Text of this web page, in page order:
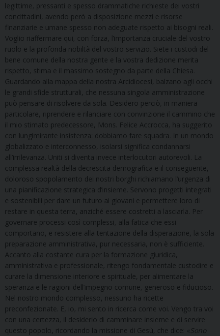
legittime, pressanti e spesso drammatiche richieste dei vostri
concittadini, avendo però a disposizione mezzi e risorse
finanziarie e umane spesso non adeguate rispetto ai bisogni reali.
Voglio riaffermare qui, con forza, l’importanza cruciale del vostro
ruolo e la profonda nobiltà del vostro servizio. Siete i custodi del
bene comune della nostra gente e la vostra dedizione merita
rispetto, stima e il massimo sostegno da parte della Chiesa.
Guardando alla mappa della nostra Arcidiocesi, balzano agli occhi
le grandi sfide strutturali, che nessuna singola amministrazione
può pensare di risolvere da sola. Desidero perciò, in maniera
particolare, riprendere e rilanciare con convinzione il cammino che
il mio stimato predecessore, Mons. Felice Accrocca, ha suggerito
con lungimirante insistenza: dobbiamo fare squadra. In un mondo
globalizzato e interconnesso, isolarsi significa condannarsi
all’irrilevanza. Uniti si diventa invece interlocutori autorevoli. La
complessa realtà della decrescita demografica e il conseguente,
doloroso spopolamento dei nostri borghi richiamano l’urgenza di
una pianificazione strategica d’insieme. Servono progetti integrati
e sostenibili per dare un futuro ai giovani e permettere loro di
restare in questa terra, anziché essere costretti a lasciarla. Per
governare processi così complessi, alla fatica che essi
comportano, e resistere alla tentazione della disperazione, la sola
preparazione amministrativa, pur necessaria, non è sufficiente.
Accanto alla costante cura per la formazione giuridica,
amministrativa e professionale, ritengo fondamentale custodire e
curare la dimensione interiore e spirituale, per alimentare la
speranza e le ragioni dell’impegno comune, generoso e fiducioso.
Nel nostro mondo complesso, nessuno ha ricette
preconfezionate. E, io, mi sento in ricerca come voi. Vengo tra voi
con una certezza, il desiderio di camminare insieme e di servire
questo popolo, ricordando la missione di Gesù, che dice: « Sono